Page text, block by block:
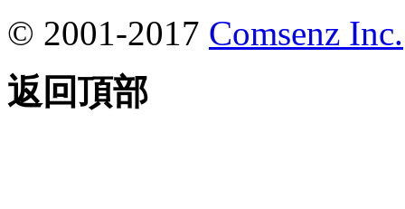
© 2001-2017 Comsenz Inc.
返回頂部